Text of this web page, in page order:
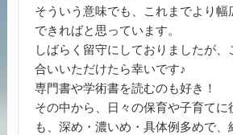
そういう意味でも、これまでより幅
できればと思っています。
しばらく留守にしておりましたが、
合いいただけたら幸いです♪
専門書や学術書を読むのも好き！
その中から、日々の保育や子育てに
も、深め・濃いめ・具体例多めで、